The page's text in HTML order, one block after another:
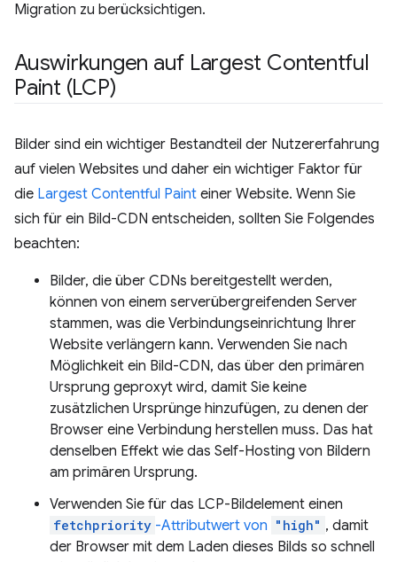
Migration zu berücksichtigen.
Auswirkungen auf Largest Contentful
Paint (LCP)
Bilder sind ein wichtiger Bestandteil der Nutzererfahrung
auf vielen Websites und daher ein wichtiger Faktor für
die Largest Contentful Paint einer Website. Wenn Sie
sich für ein Bild-CDN entscheiden, sollten Sie Folgendes
beachten:
Bilder, die über CDNs bereitgestellt werden,
können von einem serverübergreifenden Server
stammen, was die Verbindungseinrichtung Ihrer
Website verlängern kann. Verwenden Sie nach
Möglichkeit ein Bild-CDN, das über den primären
Ursprung geproxyt wird, damit Sie keine
zusätzlichen Ursprünge hinzufügen, zu denen der
Browser eine Verbindung herstellen muss. Das hat
denselben Effekt wie das Self-Hosting von Bildern
am primären Ursprung.
Verwenden Sie für das LCP-Bildelement einen
fetchpriority -Attributwert von "high" , damit
der Browser mit dem Laden dieses Bilds so schnell